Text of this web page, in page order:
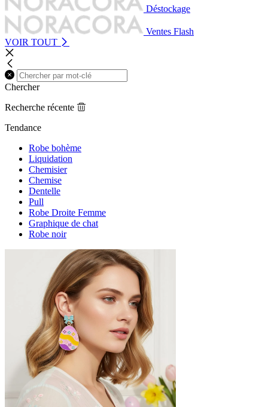
Déstockage
Ventes Flash
VOIR TOUT
Chercher
Recherche récente
Tendance
Robe bohème
Liquidation
Chemisier
Chemise
Dentelle
Pull
Robe Droite Femme
Graphique de chat
Robe noir